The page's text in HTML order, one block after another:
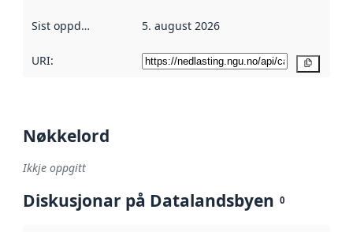
Sist oppdatert 5. august 2026
URI:
Nøkkelord
Ikkje oppgitt
Diskusjonar på Datalandsbyen 0